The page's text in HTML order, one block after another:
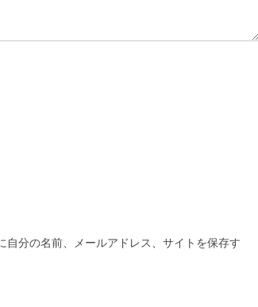
分の名前、メールアドレス、サイトを保存す